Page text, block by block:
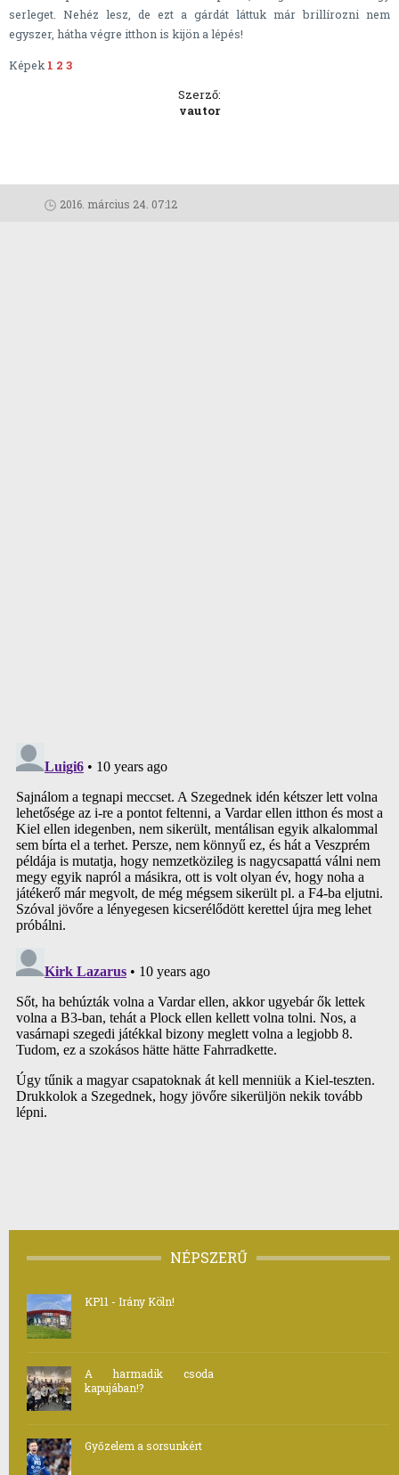
serleget. Nehéz lesz, de ezt a gárdát láttuk már brillírozni nem
egyszer, hátha végre itthon is kijön a lépés!
Képek 1 2 3
Szerző:
vautor
2016. március 24. 07:12
NÉPSZERŰ
KP11 - Irány Köln!
A harmadik csoda
kapujában!?
Győzelem a sorsunkért